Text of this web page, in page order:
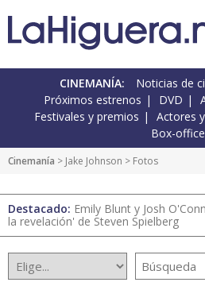
CINEMANÍA: Noticias de
Próximos estrenos
DVD
Festivales y premios
Actores
Box-office
Cinemanía > Jake Johnson > Fotos
Destacado: Emily Blunt y Josh
la revelación' de Steven Spielberg